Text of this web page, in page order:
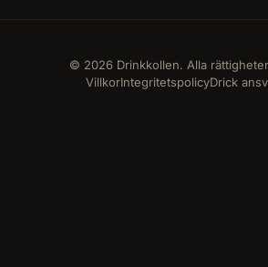
VillkorIntegritetspolicyDrick
© 2026 Drinkkollen. Alla